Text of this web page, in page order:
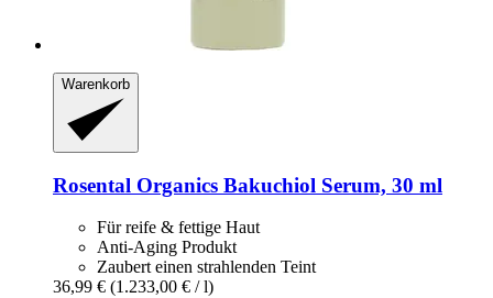
Warenkorb
Rosental Organics Bakuchiol Serum, 30 ml
Für reife & fettige Haut
Anti-Aging Produkt
Zaubert einen strahlenden Teint
36,99 € (1.233,00 € / l)